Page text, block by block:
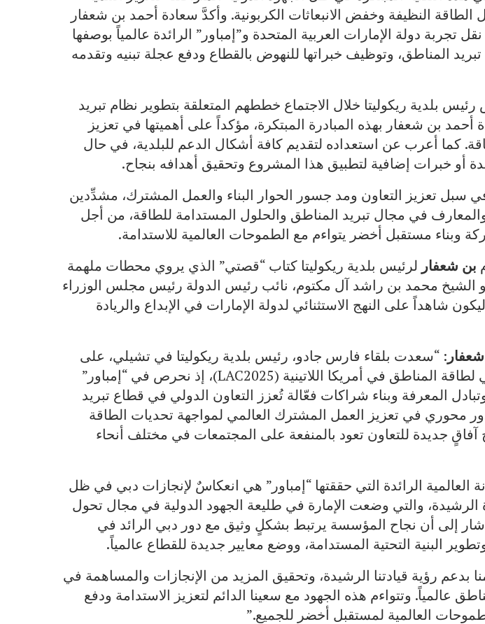
الطاقة النظيفة وخفض الانبعاثات الكربونية. وأكدَّ سعادة أحمد بن شعفار
دولة الإمارات العربية المتحدة و”إمباور” الرائدة عالمياً بوصفها
تبريد المناطق، وتوظيف خبراتها للنهوض بالقطاع ودفع عجلة تبنيه وتقدمه
بلدية ريكوليتا خلال الاجتماع خططهم المتعلقة بتطوير نظام تبريد
أحمد بن شعفار بهذه المبادرة المبتكرة، مؤكداً على أهميتها في تعزيز
كما أعرب عن استعداده لتقديم كافة أشكال الدعم للبلدية، في حال
أو خبرات إضافية لتطبيق هذا المشروع وتحقيق أهدافه بنجاح.
سبل تعزيز التعاون ومد جسور الحوار البناء والعمل المشترك، مشدِّدين
في مجال تبريد المناطق والحلول المستدامة للطاقة، من أجل
وبناء مستقبل أخضر يتواءم مع الطموحات العالمية للاستدامة.
بن شعفار لرئيس بلدية ريكوليتا كتاب “قصتي” الذي يروي محطات ملهمة
محمد بن راشد آل مكتوم، نائب رئيس الدولة رئيس مجلس الوزراء
شاهداً على النهج الاستثنائي لدولة الإمارات في الإبداع والريادة
: “سعدت بلقاء فارس جادو، رئيس بلدية ريكوليتا في تشيلي، على
هامش المؤتمر الدولي لطاقة المناطق في أمريكا اللاتينية (LAC2025)، إذ نحرص في “إمباور”
المعرفة وبناء شراكات فعّالة تُعزز التعاون الدولي في قطاع تبريد
محوري في تعزيز العمل المشترك العالمي لمواجهة تحديات الطاقة
آفاقٍ جديدة للتعاون تعود بالمنفعة على المجتمعات في مختلف أنحاء
العالمية الرائدة التي حققتها “إمباور” هي انعكاسٌ لإنجازات دبي في ظل
الرشيدة، والتي وضعت الإمارة في طليعة الجهود الدولية في مجال تحول
إلى أن نجاح المؤسسة يرتبط بشكلٍ وثيق مع دور دبي الرائد في
البنية التحتية المستدامة، ووضع معايير جديدة للقطاع عالمياً.
بدعم رؤية قيادتنا الرشيدة، وتحقيق المزيد من الإنجازات والمساهمة في
عالمياً. وتتواءم هذه الجهود مع سعينا الدائم لتعزيز الاستدامة ودفع
العالمية لمستقبل أخضر للجميع.”